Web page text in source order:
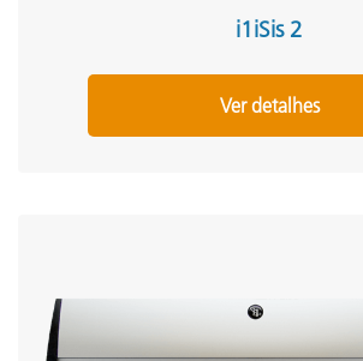
i1iSis 2
Ver detalhes